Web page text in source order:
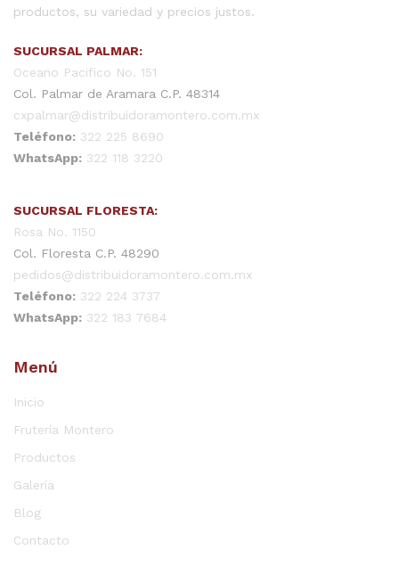
productos, su variedad y precios justos.
SUCURSAL PALMAR:
Oceano Pacifico No. 151
Col. Palmar de Aramara C.P. 48314
cxpalmar@distribuidoramontero.com.mx
Teléfono: 322 225 8690
WhatsApp: 322 118 3220
SUCURSAL FLORESTA:
Rosa No. 1150
Col. Floresta C.P. 48290
pedidos@distribuidoramontero.com.mx
Teléfono: 322 224 3737
WhatsApp: 322 183 7684
Menú
Inicio
Frutería Montero
Productos
Galería
Blog
Contacto